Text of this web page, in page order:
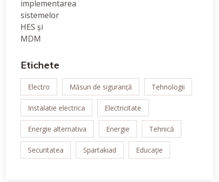
Etichete
Electro Măsuri de siguranță Tehnologii
Instalatie electrica Electricitate
Energie alternativa Energie Tehnică
Securitatea Spartakiad Educaţie